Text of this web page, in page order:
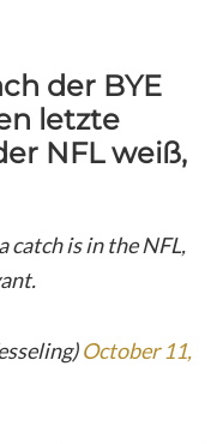
der BYE
letzte
NFL weiß,
catch is in the NFL,
October 11,